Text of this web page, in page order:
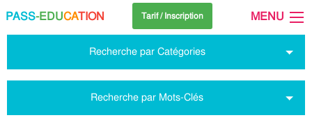
PASS-EDUCATION Tarif / Inscription MENU
Recherche par Catégories
Recherche par Mots-Clés